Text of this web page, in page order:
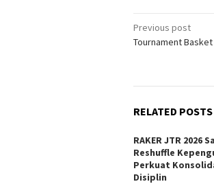
Post
Previous post
Tournament
RELATED POSTS
RAKER JTR 2026
Reshuffle
Perkuat
Disiplin